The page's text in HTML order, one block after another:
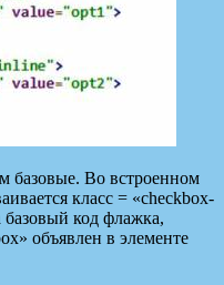
базовые. Во встроенном
класс = «checkbox-
код флажка,
объявлен в элементе